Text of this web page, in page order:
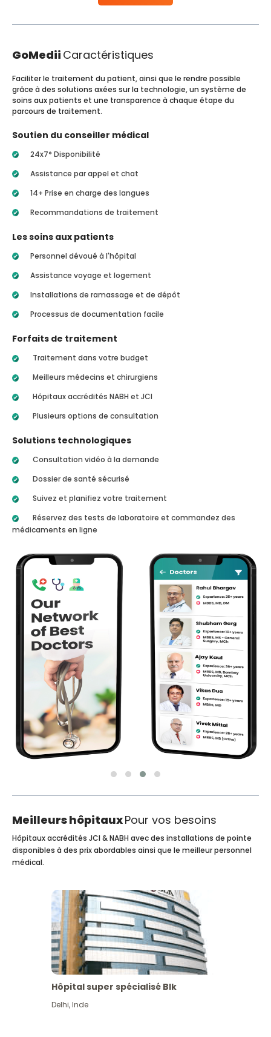
GoMedii Caractéristiques
Faciliter le traitement du patient, ainsi que le rendre possible
grâce à des solutions axées sur la technologie, un système de
soins aux patients et une transparence à chaque étape du
parcours de traitement.
Soutien du conseiller médical
24x7* Disponibilité
Assistance par appel et chat
14+ Prise en charge des langues
Recommandations de traitement
Les soins aux patients
Personnel dévoué à l'hôpital
Assistance voyage et logement
Installations de ramassage et de dépôt
Processus de documentation facile
Forfaits de traitement
Traitement dans votre budget
Meilleurs médecins et chirurgiens
Hôpitaux accrédités NABH et JCI
Plusieurs options de consultation
Solutions technologiques
Consultation vidéo à la demande
Dossier de santé sécurisé
Suivez et planifiez votre traitement
Réservez des tests de laboratoire et commandez des
médicaments en ligne
Meilleurs hôpitauxPour vos besoins
Hôpitaux accrédités JCI & NABH avec des installations de pointe
disponibles à des prix abordables ainsi que le meilleur personnel
médical.
Hôpital super spécialisé Blk
Delhi,Inde